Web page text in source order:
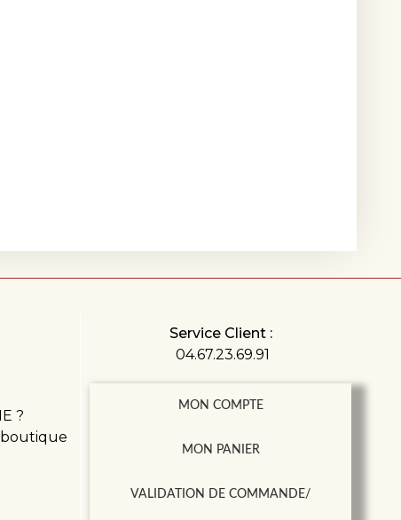
?
boutique
Service Client :
04.67.23.69.91
MON COMPTE
MON PANIER
VALIDATION DE COMMANDE/